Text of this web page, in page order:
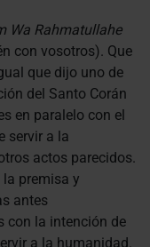
Wa Rahmatullahe
con vosotros). Que
que dijo uno de
del Santo Corán
en paralelo con el
servir a la
actos parecidos.
premisa y
antes
con la intención de
a la humanidad.